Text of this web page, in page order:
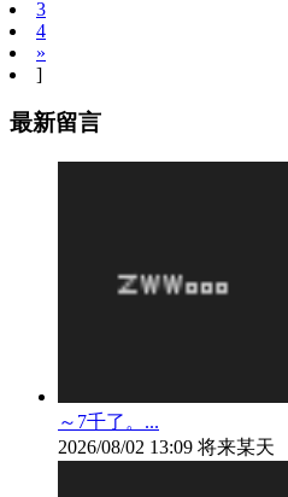
3
4
»
]
最新留言
～7千了。...
2026/08/02 13:09 将来某天